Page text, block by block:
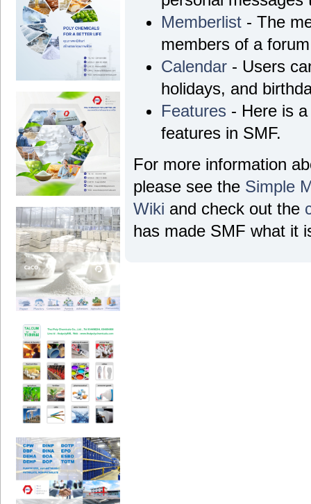
Memberlist - The
members of a
Calendar - Users
holidays, and
Features - Here is
features in SMF.
For more information
please see the Simple
Wiki and check out the
has made SMF what it